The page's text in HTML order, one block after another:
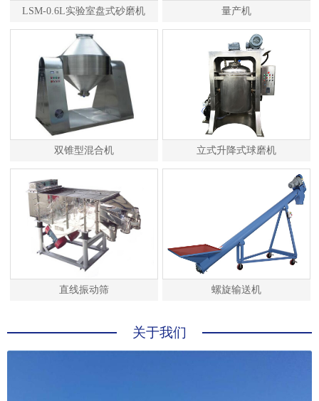
LSM-0.6L实验室盘式砂磨机 量产机
双锥型混合机 立式升降式球磨机
直线振动筛 螺旋输送机
关于我们